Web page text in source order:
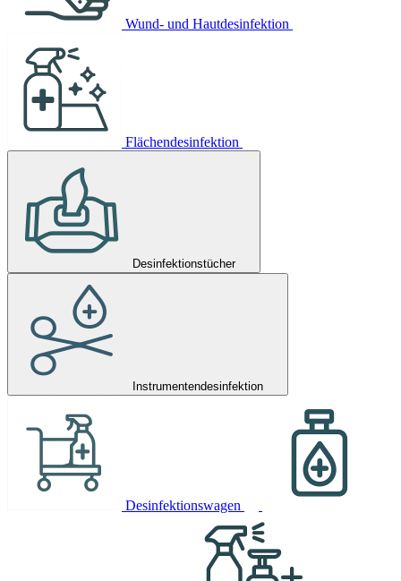
Wund- und Hautdesinfektion
Flächendesinfektion
Desinfektionstücher
Instrumentendesinfektion
Desinfektionswagen